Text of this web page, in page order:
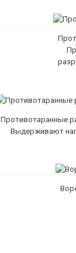
Противотаранные
Выдерживают